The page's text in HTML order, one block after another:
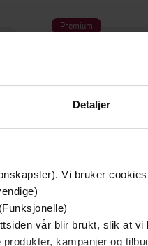
Detaljer
Vi bruker
vår blir brukt, slik at
kampanjer og
Premium
99,-